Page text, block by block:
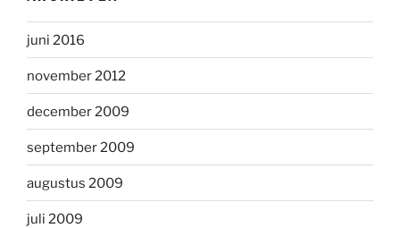
juni 2016
november 2012
december 2009
september 2009
augustus 2009
juli 2009